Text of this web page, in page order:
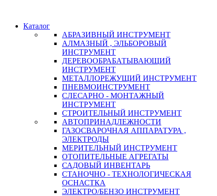
Каталог
АБРАЗИВНЫЙ ИНСТРУМЕНТ
АЛМАЗНЫЙ , ЭЛЬБОРОВЫЙ
ИНСТРУМЕНТ
ДЕРЕВООБРАБАТЫВАЮЩИЙ
ИНСТРУМЕНТ
МЕТАЛЛОРЕЖУЩИЙ ИНСТРУМЕНТ
ПНЕВМОИНСТРУМЕНТ
СЛЕСАРНО - МОНТАЖНЫЙ
ИНСТРУМЕНТ
СТРОИТЕЛЬНЫЙ ИНСТРУМЕНТ
АВТОПРИНАДЛЕЖНОСТИ
ГАЗОСВАРОЧНАЯ АППАРАТУРА ,
ЭЛЕКТРОДЫ
МЕРИТЕЛЬНЫЙ ИНСТРУМЕНТ
ОТОПИТЕЛЬНЫЕ АГРЕГАТЫ
САДОВЫЙ ИНВЕНТАРЬ
СТАНОЧНО - ТЕХНОЛОГИЧЕСКАЯ
ОСНАСТКА
ЭЛЕКТРО/БЕНЗО ИНСТРУМЕНТ